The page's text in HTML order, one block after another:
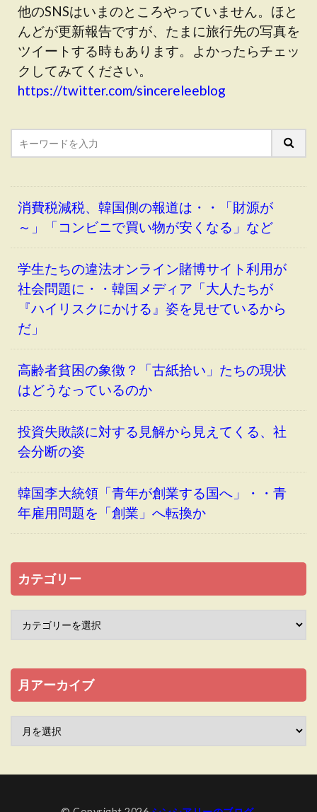
他のSNSはいまのところやっていません。ほと
んどが更新報告ですが、たまに旅行先の写真を
ツイートする時もあります。よかったらチェッ
クしてみてください。
https://twitter.com/sincereleeblog
消費税減税、韓国側の報道は・・「財源が
～」「コンビニで買い物が安くなる」など
学生たちの違法オンライン賭博サイト利用が
社会問題に・・韓国メディア「大人たちが
『ハイリスクにかける』姿を見せているから
だ」
高齢者貧困の象徴？「古紙拾い」たちの現状
はどうなっているのか
投資失敗談に対する見解から見えてくる、社
会分断の姿
韓国李大統領「青年が創業する国へ」・・青
年雇用問題を「創業」へ転換か
カテゴリー
月アーカイブ